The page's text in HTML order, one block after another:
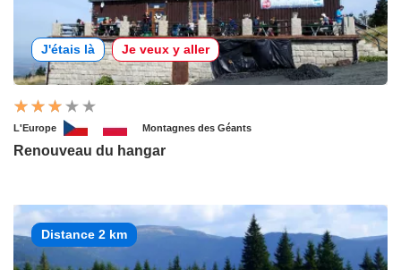
J'étais là Je veux y aller
L'Europe Montagnes des Géants
Renouveau du hangar
Distance 2 km